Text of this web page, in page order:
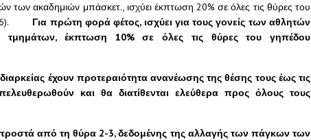
των ακαδημιών μπάσκετ., ισχύει έκπτωση 20% σε όλες τις θύρες του
Για πρώτη φορά φέτος, ισχύει για τους γονείς των αθλητών
έκπτωση 10% σε όλες τις θύρες του γηπέδου
έχουν προτεραιότητα ανανέωσης της θέσης τους έως τις
και θα διατίθενται ελεύθερα προς όλους τους
από τη θύρα 2-3, δεδομένης της αλλαγής των πάγκων των